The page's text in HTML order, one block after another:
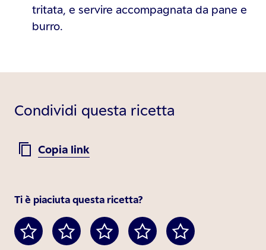
tritata, e servire accompagnata da pane e
burro.
Condividi questa ricetta
Copia link
Ti è piaciuta questa ricetta?